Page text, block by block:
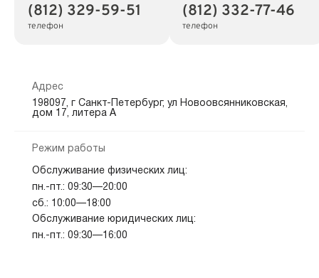
(812) 329-59-51
телефон
(812) 332-77-46
телефон
Адрес
198097, г Санкт-Петербург, ул Новоовсянниковская,
дом 17, литера А
Режим работы
Обслуживание физических лиц:
пн.-пт.: 09:30—20:00
сб.: 10:00—18:00
Обслуживание юридических лиц:
пн.-пт.: 09:30—16:00